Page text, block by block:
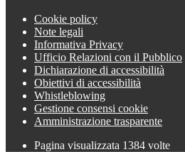
Cookie policy
Note legali
Informativa Privacy
Ufficio Relazioni con il Pubblico
Dichiarazione di accessibilità
Obiettivi di accessibilità
Whistleblowing
Gestione consensi cookie
Amministrazione trasparente
Pagina visualizzata 1384 volte